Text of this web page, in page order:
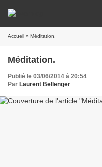
Accueil » Méditation.
Méditation.
Publié le 03/06/2014 à 20:54
Par Laurent Bellenger